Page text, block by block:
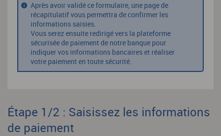
Après avoir validé ce formulaire, une page de
récapitulatif vous permettra de confirmer les
informations saisies.
Vous serez ensuite redirigé vers la plateforme
sécurisée de paiement de notre banque pour
indiquer vos informations bancaires et réaliser
votre paiement en toute sécurité.
Étape 1/2 : Saisissez les informations
de paiement